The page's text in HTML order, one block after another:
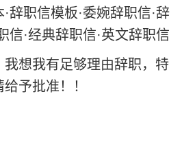
辞职信模板·委婉辞职信·辞
信·经典辞职信·英文辞职信
我想我有足够理由辞职，特
予批准！！